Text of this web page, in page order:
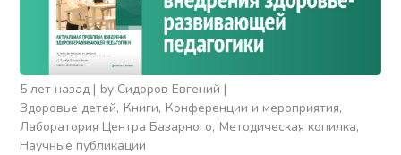
5 лет назад by Сидоров Евгений
Здоровье детей Книги Конференции и мероприятия
Лаборатория Центра Базарного Методическая копилка
Научные публикации